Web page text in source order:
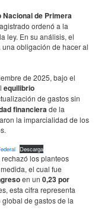
Nacional de Primera
ordenó a la
ley. En su análisis, el
obligación de hacer al
de 2025, bajo el
equilibrio
de gastos sin
financiera de la
la imparcialidad de los
Descarga
rechazó los planteos
el cual fue
en un 0,23 por
esta cifra representa
de gastos de la